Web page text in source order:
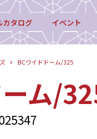
カタログ イベント
BCワイドドーム/325
ム/